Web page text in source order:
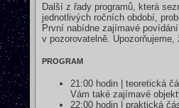
Další z řady programů, která
jednotlivých ročních období,
První nabídne zajímavé
v pozorovatelně.
PROGRAM
21:00 hodin | teoretická
Vám také zajímavé
22:00 hodin | praktická